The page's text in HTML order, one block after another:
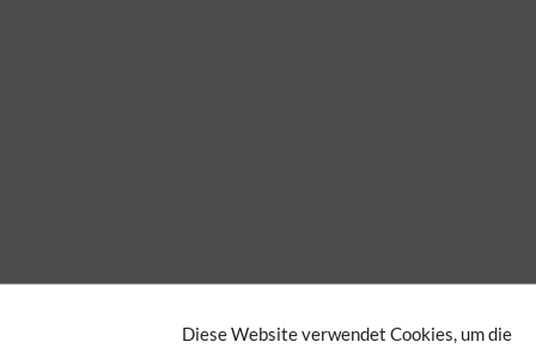
Diese Website verwendet Cookies, um die